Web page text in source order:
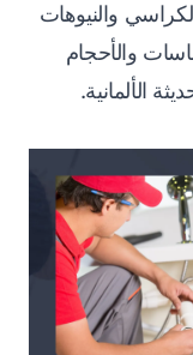
والنيوهات
والأحجام
الألمانية.